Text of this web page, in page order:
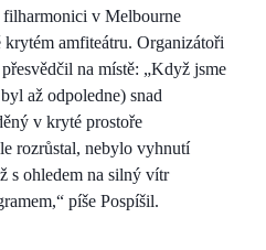
v Melbourne
amfiteátru. Organizátoři
na místě: „Když jsme
až odpoledne) snad
v kryté prostoře
rozrůstal, nebylo vyhnutí
s ohledem na silný vítr
píše Pospíšil.